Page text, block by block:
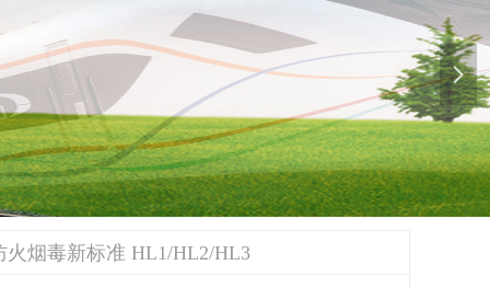
넲
火烟毒新标准 HL1/HL2/HL3